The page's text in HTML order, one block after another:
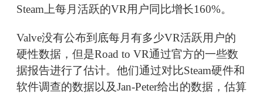
Steam上每月活跃的VR用户同比增长160%。
Valve没有公布到底每月有多少VR活跃用户的
硬性数据，但是Road to VR通过官方的一些数
据报告进行了估计。他们通过对比Steam硬件和
软件调查的数据以及Jan-Peter给出的数据，估算